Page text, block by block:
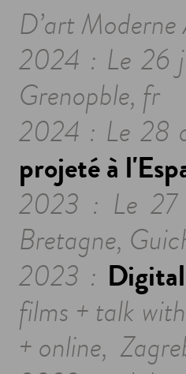
D’art
2024 : Le 26
Grenopble, fr
2024 : Le 28
projeté à
2023 : Le 27
Bretagne,
2023 :
films + talk
+ online,